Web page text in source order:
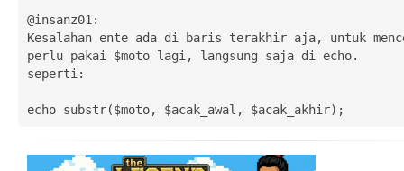
@insanz01:
Kesalahan ente ada di baris terakhir aja, untuk
perlu pakai $moto lagi, langsung saja di echo.
seperti:
echo substr($moto, $acak_awal, $acak_akhir);